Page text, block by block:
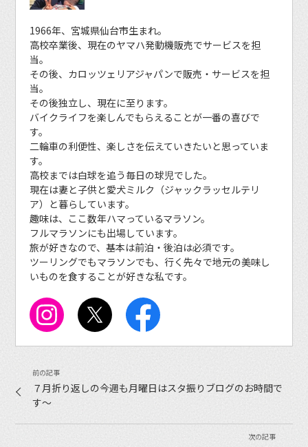
1966年、宮城県仙台市生まれ。
高校卒業後、現在のヤマハ発動機販売でサービスを担
当。
その後、カロッツェリアジャパンで販売・サービスを担
当。
その後独立し、現在に至ります。
バイクライフを楽しんでもらえることが一番の喜びで
す。
二輪車の利便性、楽しさを伝えていきたいと思っていま
す。
高校までは白球を追う毎日の球児でした。
現在は妻と子供と愛犬ミルク（ジャックラッセルテリ
ア）と暮らしています。
趣味は、ここ数年ハマっているマラソン。
フルマラソンにも出場しています。
旅が好きなので、基本は前泊・後泊は必須です。
ツーリングでもマラソンでも、行く先々で地元の美味し
いものを食することが好きな私です。
７月折り返しの今週も月曜日はスタ振りブログのお時間で
す〜